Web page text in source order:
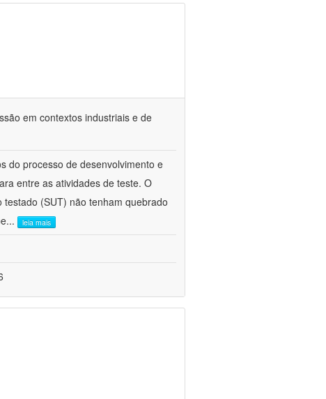
em contextos industriais e de
do processo de desenvolvimento e
entre as atividades de teste. O
(SUT) não tenham quebrado
... leia mais